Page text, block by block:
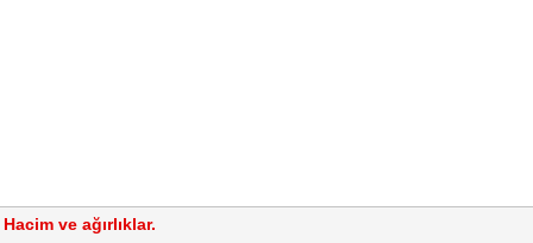
Hacim ve ağırlıklar.